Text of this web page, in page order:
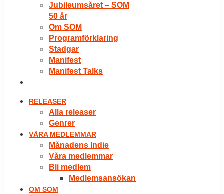
Jubileumsåret – SOM
50 år
Om SOM
Programförklaring
Stadgar
Manifest
Manifest Talks
RELEASER
Alla releaser
Genrer
VÅRA MEDLEMMAR
Månadens Indie
Våra medlemmar
Bli medlem
Medlemsansökan
OM SOM